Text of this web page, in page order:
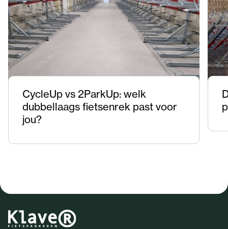
CycleUp vs 2ParkUp: welk
dubbellaags fietsenrek past voor
jou?